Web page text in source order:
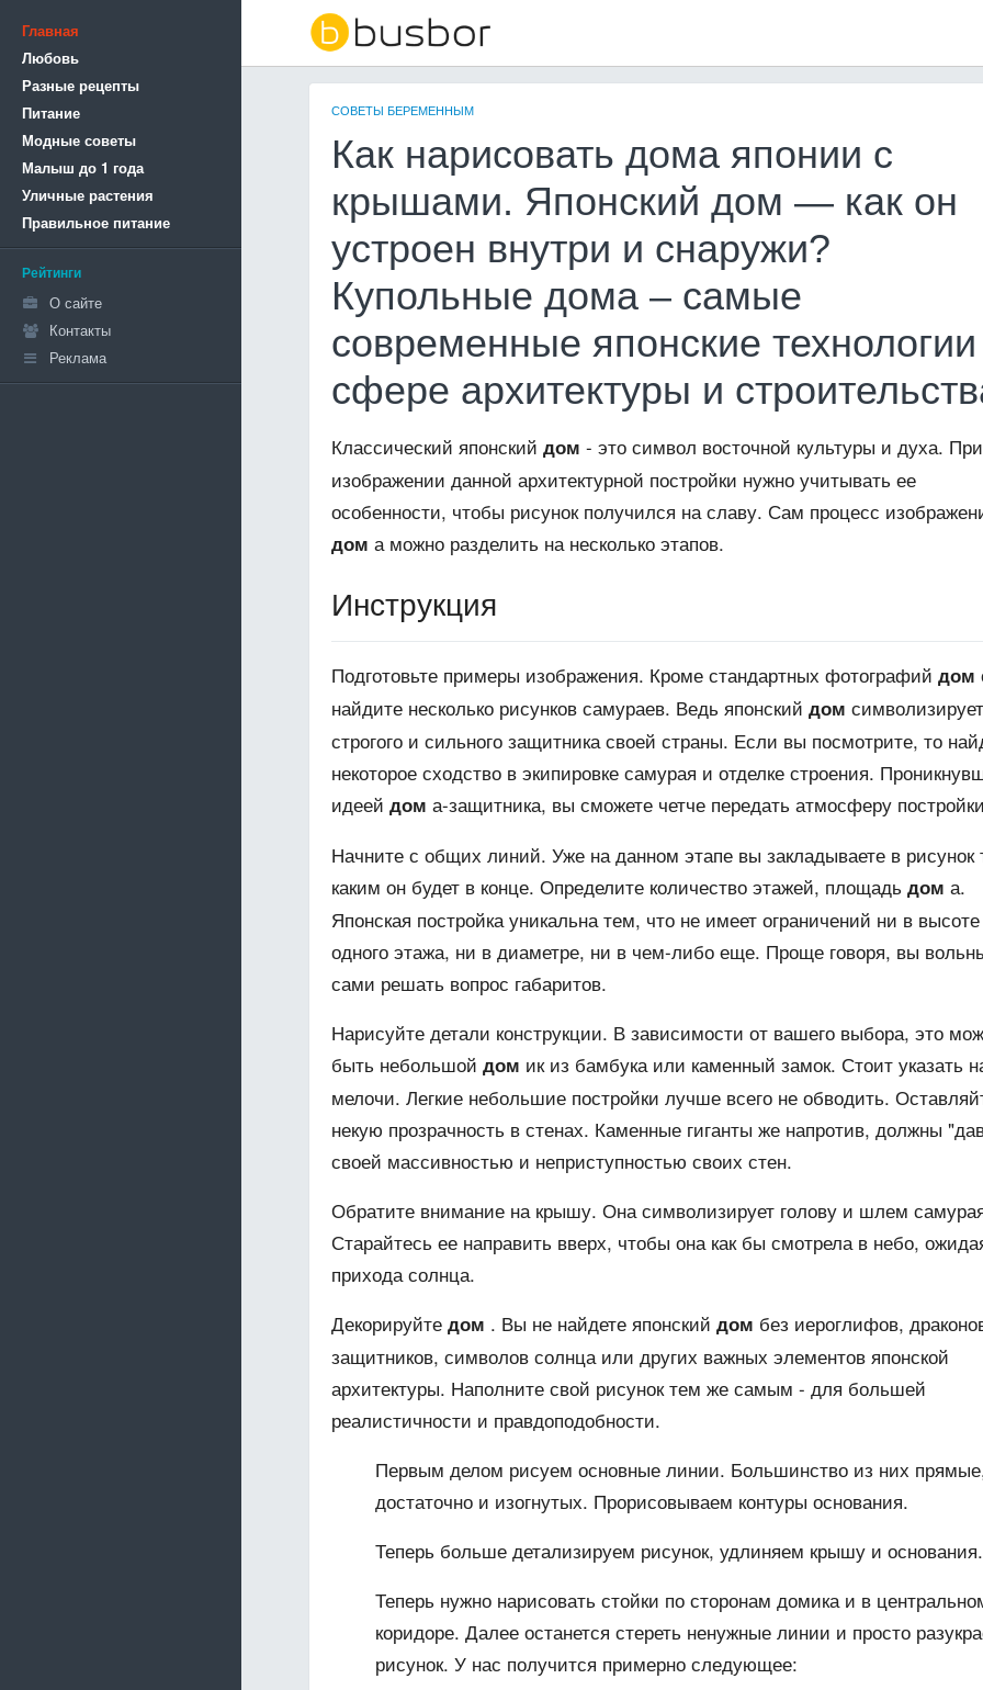
Главная
Любовь
Разные рецепты
Питание
Модные советы
Малыш до 1 года
Уличные растения
Правильное питание
Рейтинги
О сайте
Контакты
Реклама
СОВЕТЫ БЕРЕМЕННЫМ
Как нарисовать дома японии с
крышами. Японский дом — как он
устроен внутри и снаружи?
Купольные дома – самые
современные японские
сфере архитектуры и
Классический японский дом - это символ восточной культуры и духа. При
изображении данной архитектурной постройки нужно учитывать ее
особенности, чтобы рисунок получился на славу. Сам процесс
дом а можно разделить на несколько этапов.
Инструкция
Подготовьте примеры изображения. Кроме стандартных фотографий дом
найдите несколько рисунков самураев. Ведь японский дом символизирует
строгого и сильного защитника своей страны. Если вы посмотрите, то
некоторое сходство в экипировке самурая и отделке строения.
идеей дом а-защитника, вы сможете четче передать атмосферу
Начните с общих линий. Уже на данном этапе вы закладываете в рисунок
каким он будет в конце. Определите количество этажей, площадь дом а.
Японская постройка уникальна тем, что не имеет ограничений ни в высоте
одного этажа, ни в диаметре, ни в чем-либо еще. Проще говоря, вы
сами решать вопрос габаритов.
Нарисуйте детали конструкции. В зависимости от вашего выбора, это
быть небольшой дом ик из бамбука или каменный замок. Стоит указать
мелочи. Легкие небольшие постройки лучше всего не обводить.
некую прозрачность в стенах. Каменные гиганты же напротив, должны
своей массивностью и неприступностью своих стен.
Обратите внимание на крышу. Она символизирует голову и шлем
Старайтесь ее направить вверх, чтобы она как бы смотрела в небо,
прихода солнца.
Декорируйте дом . Вы не найдете японский дом без иероглифов,
защитников, символов солнца или других важных элементов японской
архитектуры. Наполните свой рисунок тем же самым - для большей
реалистичности и правдоподобности.
Первым делом рисуем основные линии. Большинство из них
достаточно и изогнутых. Прорисовываем контуры основания.
Теперь больше детализируем рисунок, удлиняем крышу и основания.
Теперь нужно нарисовать стойки по сторонам домика и в
коридоре. Далее останется стереть ненужные линии и просто
рисунок. У нас получится примерно следующее: